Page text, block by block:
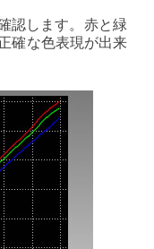
認します。赤と緑
確な色表現が出来